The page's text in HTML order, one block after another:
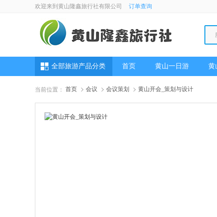
欢迎来到黄山隆鑫旅行社有限公司 订单查询
全部旅游产品分类 首页 黄山一日游 黄
当前位置： 首页 会议 会议策划 黄山开会_策划与设计